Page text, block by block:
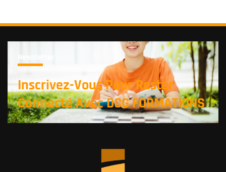
Newsletter
Inscrivez-Vous Pour Rester
Connecté Avec DCG FORMATIONS